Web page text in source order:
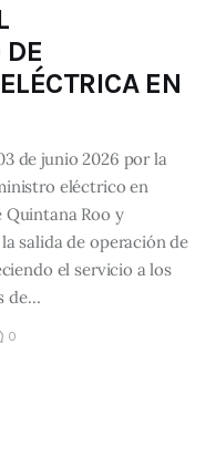
EN
de junio 2026 por la
eléctrico en
Quintana Roo y
salida de operación de
el servicio a los
de…
0